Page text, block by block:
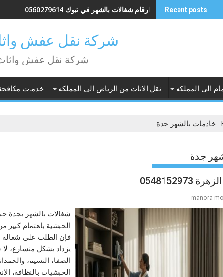
Recent posts ارقام شغالات بالشهر في تبوك 0560279614
شركة نقل عفش
شركة نقل عفش
الى المملكه نقل الاثاث من الرياض الى المملكه خدمات
خادمات بالشهر جدة
جدة
manora
شغالات بالشهر بجدة
الحبشية باهتمام كبير
فإن الطلب على شغاله
يزداد بشكل متسارع،
الصفا، النسيم،
الحبشيات بالنظافة،